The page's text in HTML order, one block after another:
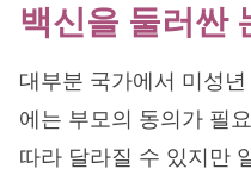
백신을 둘러싼
대부분 국가에서 미성
에는 부모의 동의가 필
따라 달라질 수 있지만